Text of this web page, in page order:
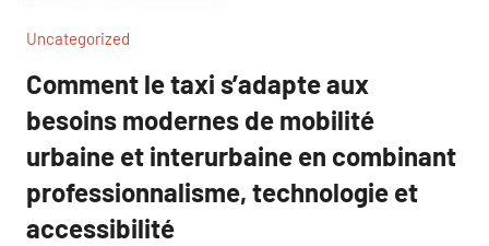
Uncategorized
Comment le taxi s’adapte aux
besoins modernes de mobilité
urbaine et interurbaine en combinant
professionnalisme, technologie et
accessibilité